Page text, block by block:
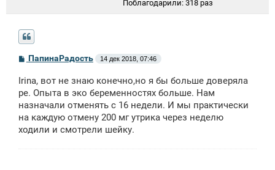
Поблагодарили: 318 раз
С
б
щ
н
и
ПапинаРадость 14 дек 2018, 07:46
Irina, вот не знаю конечно,но я бы больше доверяла
ре. Опыта в эко беременностях больше. Нам
назначали отменять с 16 недели. И мы практически
на каждую отмену 200 мг утрика через неделю
ходили и смотрели шейку.